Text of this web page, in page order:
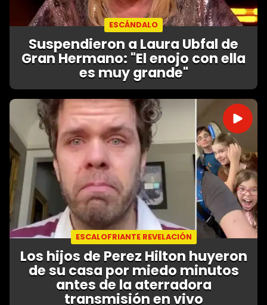
ESCÁNDALO
Suspendieron a Laura Ubfal de
Gran Hermano: "El enojo con ella
es muy grande"
ESCALOFRIANTE REVELACIÓN
Los hijos de Perez Hilton huyeron
de su casa por miedo minutos
antes de la aterradora
transmisión en vivo